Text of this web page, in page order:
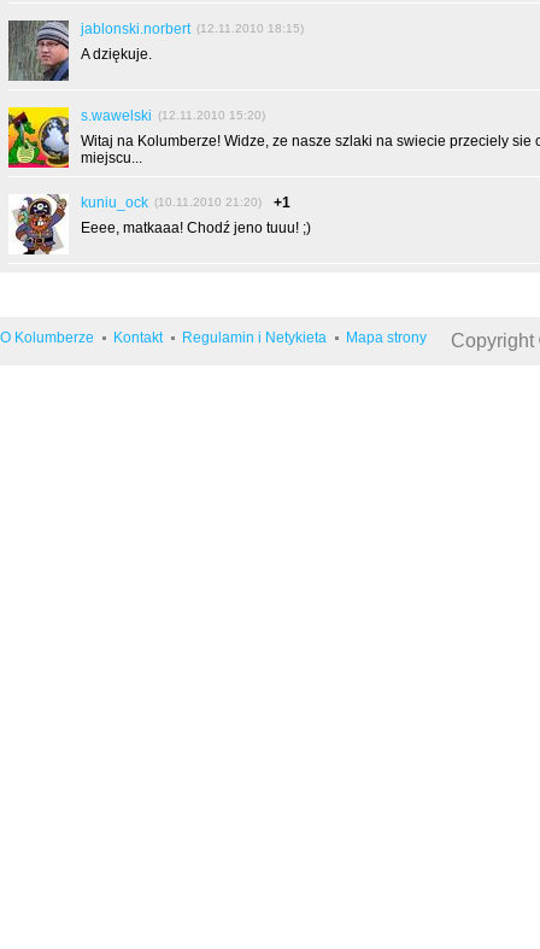
jablonski.norbert (12.11.2010 18:15)
A dziękuje.
s.wawelski (12.11.2010 15:20)
Witaj na Kolumberze! Widze, ze nasze szlaki na swiecie przeciely sie
miejscu...
kuniu_ock (10.11.2010 21:20)
+1
Eeee, matkaaa! Chodź jeno tuuu! ;)
O Kolumberze Kontakt Regulamin i Netykieta Mapa strony